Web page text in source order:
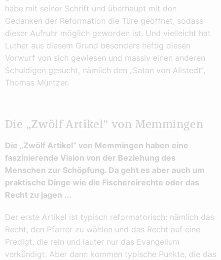
habe mit seiner Schrift und überhaupt mit den
Gedanken der Reformation die Türe geöffnet, sodass
dieser Aufruhr möglich geworden ist. Und vielleicht hat
Luther aus diesem Grund besonders heftig diesen
Vorwurf von sich gewiesen und massiv einen anderen
Schuldigen gesucht, nämlich den „Satan von Allstedt“,
Thomas Müntzer.
Die „Zwölf Artikel“ von Memmingen
Die „Zwölf Artikel“ von Memmingen haben eine
faszinierende Vision von der Beziehung des
Menschen zur Schöpfung. Da geht es aber auch um
praktische Dinge wie die Fischereirechte oder das
Recht zu jagen ...
Der erste Artikel ist typisch reformatorisch: nämlich das
Recht, den Pfarrer zu wählen und das Recht auf eine
Predigt, die rein und lauter nur das Evangelium
verkündigt. Aber dann kommen typische Punkte, die das